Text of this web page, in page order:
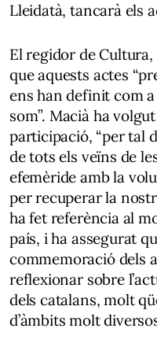
Lleidatà, tancarà els
El regidor de
que aquests actes
ens han definit com
som”. Macià ha
participació, “per tal
de tots els veïns de
efemèride amb la
per recuperar la
ha fet referència al
país, i ha assegurat
commemoració dels
reflexionar sobre
dels catalans, molt
d’àmbits molt